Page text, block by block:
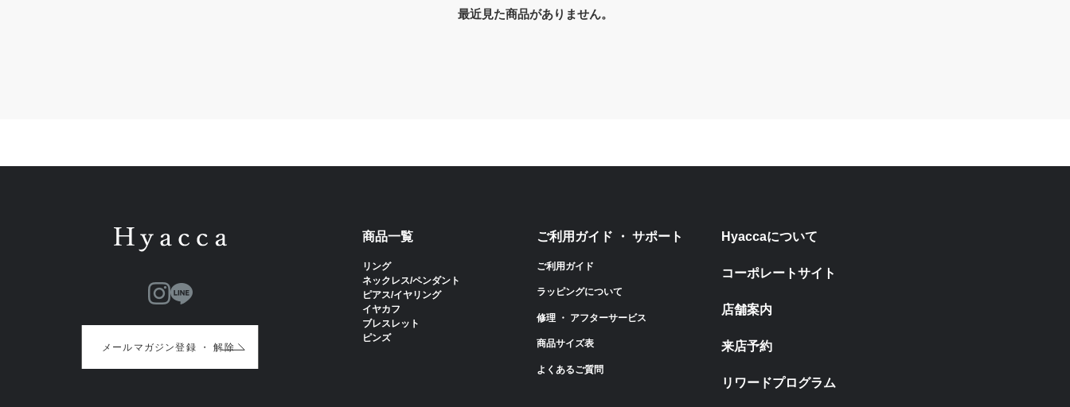
最近見た商品がありません。
メールマガジン登録 ・ 解除
商品一覧
リング
ネックレス/ペンダント
ピアス/イヤリング
イヤカフ
ブレスレット
ピンズ
ご利用ガイド ・ サポート
ご利用ガイド
ラッピングについて
修理 ・ アフターサービス
商品サイズ表
よくあるご質問
Hyaccaについて
コーポレートサイト
店舗案内
来店予約
リワードプログラム